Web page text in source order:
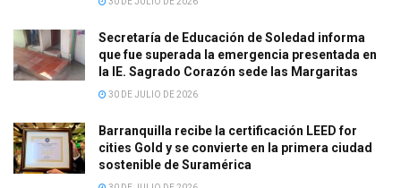
Secretaría de Educación de Soledad informa
que fue superada la emergencia presentada en
la IE. Sagrado Corazón sede las Margaritas
30 DE JULIO DE 2026
Barranquilla recibe la certificación LEED for
cities Gold y se convierte en la primera ciudad
sostenible de Suramérica